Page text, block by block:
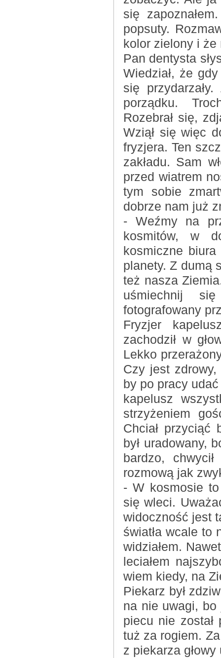
się
popsuty.
kolor zielony i
Pan dentysta
Wiedział, że
się
porządku.
Rozebrał się,
Wziął się więc
fryzjera. Ten
zakładu. Sam
przed wiatrem
tym sobie
dobrze nam już
- Weźmy na
kosmitów, w
kosmiczne
planety. Z dumą
też nasza
uśmiechnij
fotografowany
Fryzjer
zachodził w
Lekko
Czy jest
by po pracy
kapelusz
strzyżeniem
Chciał przyciąć
był uradowany,
bardzo,
rozmową jak
- W kosmosie
się wleci.
widoczność jest
światła wcale to
widziałem.
leciałem
wiem kiedy, na
Piekarz był
na nie uwagi, bo
piecu nie został
tuż za rogiem.
z piekarza